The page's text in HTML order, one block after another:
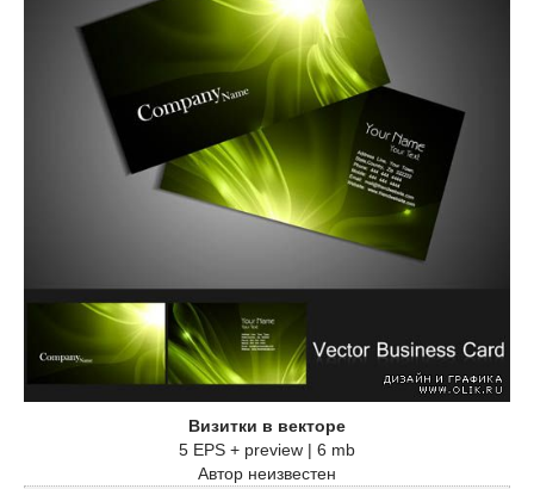
Визитки в векторе
5 EPS + preview | 6 mb
Автор неизвестен